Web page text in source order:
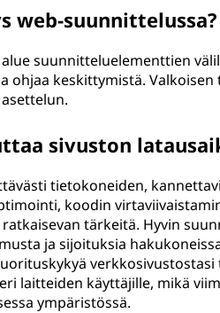
web-suunnittelussa?
suunnitteluelementtien
ohjaa keskittymistä.
sivuston
tietokoneiden,
koodin
tärkeitä. Hyvin
ja sijoituksia
verkkosivustostasi
laitteiden käyttäjille, mikä
ympäristössä.